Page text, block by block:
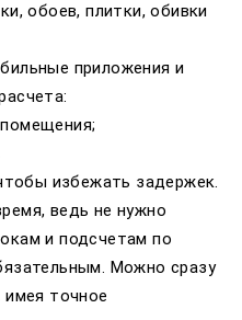
обоев, плитки, обивки
приложения и
избежать задержек.
ведь не нужно
и подсчетам по
Можно сразу
точное